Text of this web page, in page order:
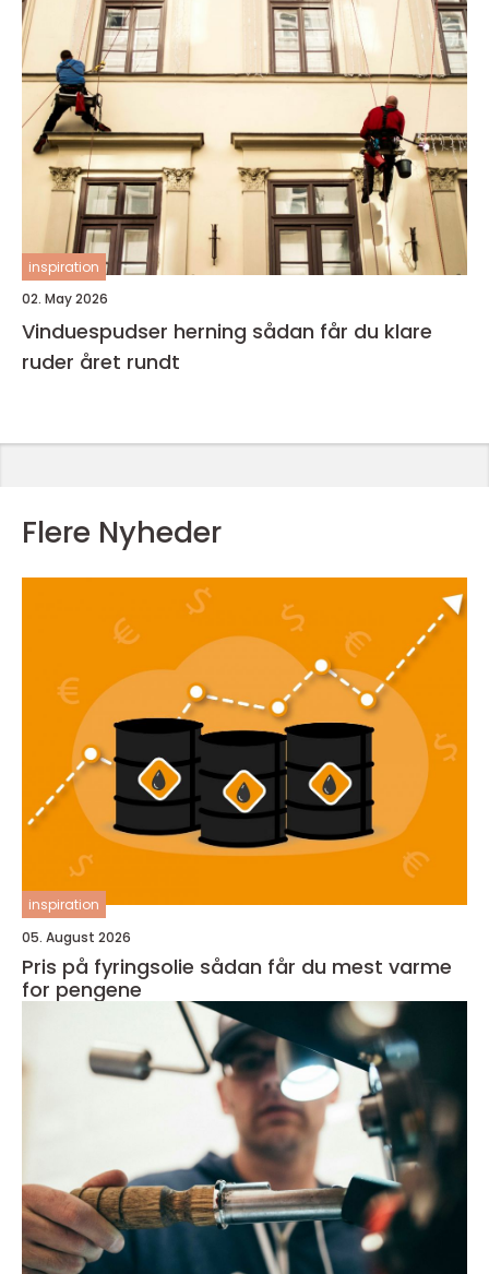
inspiration
02. May 2026
Vinduespudser herning sådan får du klare
ruder året rundt
Flere Nyheder
inspiration
05. August 2026
Pris på fyringsolie sådan får du mest varme
for pengene